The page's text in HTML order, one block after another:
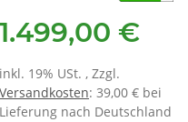
1.499,00 €
inkl. 19% USt. , Zzgl.
Versandkosten: 39,00 € bei
Lieferung nach Deutschland